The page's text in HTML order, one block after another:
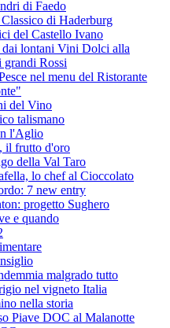
di Faedo
di Haderburg
del Castello Ivano
dai lontani Vini Dolci alla
grandi Rossi
nel menu del Ristorante
del Vino
talismano
l'Aglio
il frutto d'oro
della Val Taro
lo chef al Cioccolato
7 new entry
progetto Sughero
e quando
malgrado tutto
nel vigneto Italia
nella storia
Piave DOC al Malanotte